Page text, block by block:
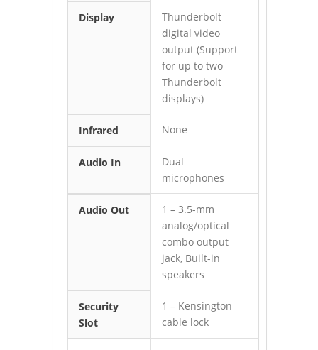
Display
Thunderbolt
digital video
output (Support
for up to two
Thunderbolt
displays)
Infrared None
Audio In
Dual
microphones
Audio Out
1 – 3.5-mm
analog/optical
combo output
jack, Built-in
speakers
Security
Slot
1 – Kensington
cable lock